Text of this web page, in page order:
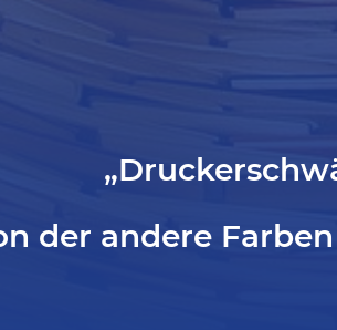
der andere